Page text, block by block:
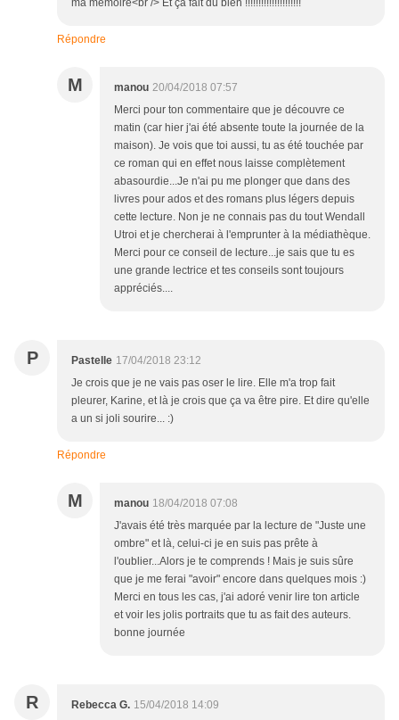
ma mémoire<br /> Et ça fait du bien !!!!!!!!!!!!!!!!!!!!!
Répondre
M manou 20/04/2018 07:57
Merci pour ton commentaire que je découvre ce
matin (car hier j'ai été absente toute la journée de la
maison). Je vois que toi aussi, tu as été touchée par
ce roman qui en effet nous laisse complètement
abasourdie...Je n'ai pu me plonger que dans des
livres pour ados et des romans plus légers depuis
cette lecture. Non je ne connais pas du tout Wendall
Utroi et je chercherai à l'emprunter à la médiathèque.
Merci pour ce conseil de lecture...je sais que tu es
une grande lectrice et tes conseils sont toujours
appréciés....
P Pastelle 17/04/2018 23:12
Je crois que je ne vais pas oser le lire. Elle m'a trop fait
pleurer, Karine, et là je crois que ça va être pire. Et dire qu'elle
a un si joli sourire... :)
Répondre
M manou 18/04/2018 07:08
J'avais été très marquée par la lecture de "Juste une
ombre" et là, celui-ci je en suis pas prête à
l'oublier...Alors je te comprends ! Mais je suis sûre
que je me ferai "avoir" encore dans quelques mois :)
Merci en tous les cas, j'ai adoré venir lire ton article
et voir les jolis portraits que tu as fait des auteurs.
bonne journée
R Rebecca G. 15/04/2018 14:09